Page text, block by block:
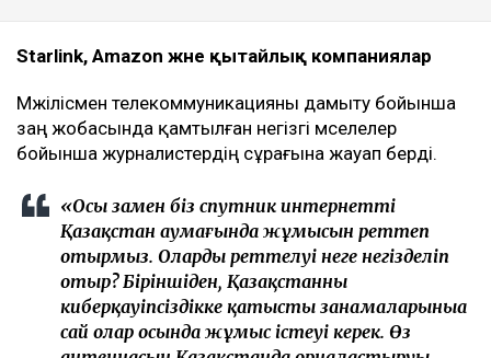
Starlink, Amazon және қытайлық компаниялар
Мәжілісмен телекоммуникацияны дамыту бойынша
заң жобасында қамтылған негізгі мәселелер
бойынша журналистердің сұрағына жауап берді.
«Осы заңмен біз спутник интернеттің
Қазақстан аумағында жұмысын реттеп
отырмыз. Олардың реттелуі неге негізделіп
отыр? Біріншіден, Қазақстанның
киберқауіпсіздікке қатысты заңнамаларыныңа
сай олар осында жұмыс істеуі керек. Өз